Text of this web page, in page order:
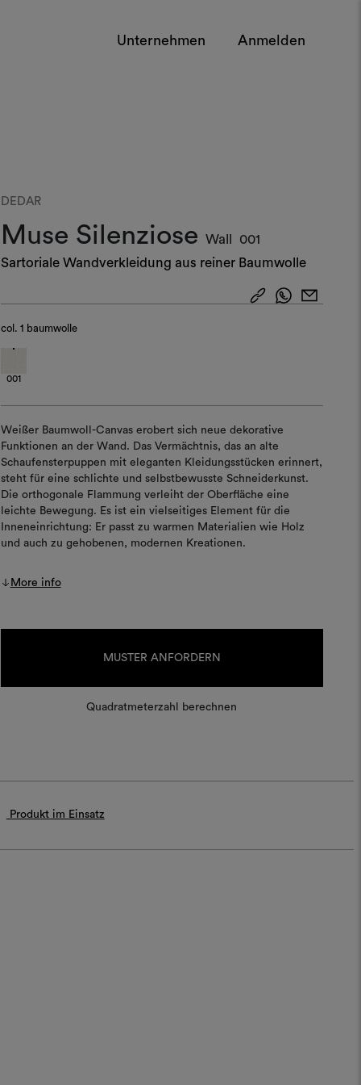
Unternehmen Anmelden
DEDAR
Muse Silenziose Wall
001
Sartoriale Wandverkleidung aus reiner Baumwolle​
col. 1 baumwolle
001
Weißer Baumwoll-Canvas erobert sich neue dekorative
Funktionen an der Wand. Das Vermächtnis, das an alte
Schaufensterpuppen mit eleganten Kleidungsstücken erinnert,
steht für eine schlichte und selbstbewusste Schneiderkunst.
Die orthogonale Flammung verleiht der Oberfläche eine
leichte Bewegung. Es ist ein vielseitiges Element für die
Inneneinrichtung: Er passt zu warmen Materialien wie Holz
und auch zu gehobenen, modernen Kreationen.
More info
MUSTER ANFORDERN
Quadratmeterzahl berechnen
Produkt im Einsatz